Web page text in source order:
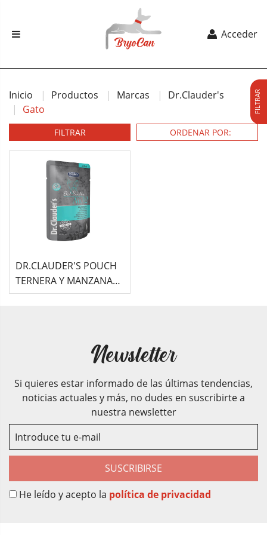
Acceder
Inicio Productos Marcas
Dr.Clauder's
Gato
FILTRAR
FILTRAR
DR.CLAUDER'S POUCH
TERNERA Y MANZANA
BEST SELECTION PARA
Newsletter
Si quieres estar informado de las últimas tendencias,
noticias actuales y más, no dudes en suscribirte a
nuestra newsletter
SUSCRIBIRSE
He leído y acepto la política de privacidad